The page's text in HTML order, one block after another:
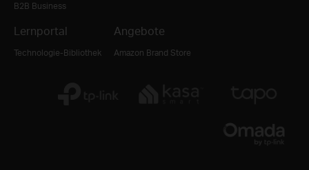
B2B Business
Lernportal
Technologie-Bibliothek
Angebote
Amazon Brand Store